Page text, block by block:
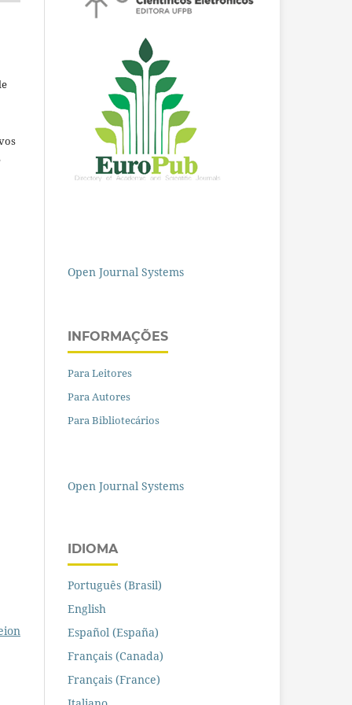
Open Journal Systems
INFORMAÇÕES
Para Leitores
Para Autores
Para Bibliotecários
Open Journal Systems
IDIOMA
Português (Brasil)
English
Español (España)
Français (Canada)
Français (France)